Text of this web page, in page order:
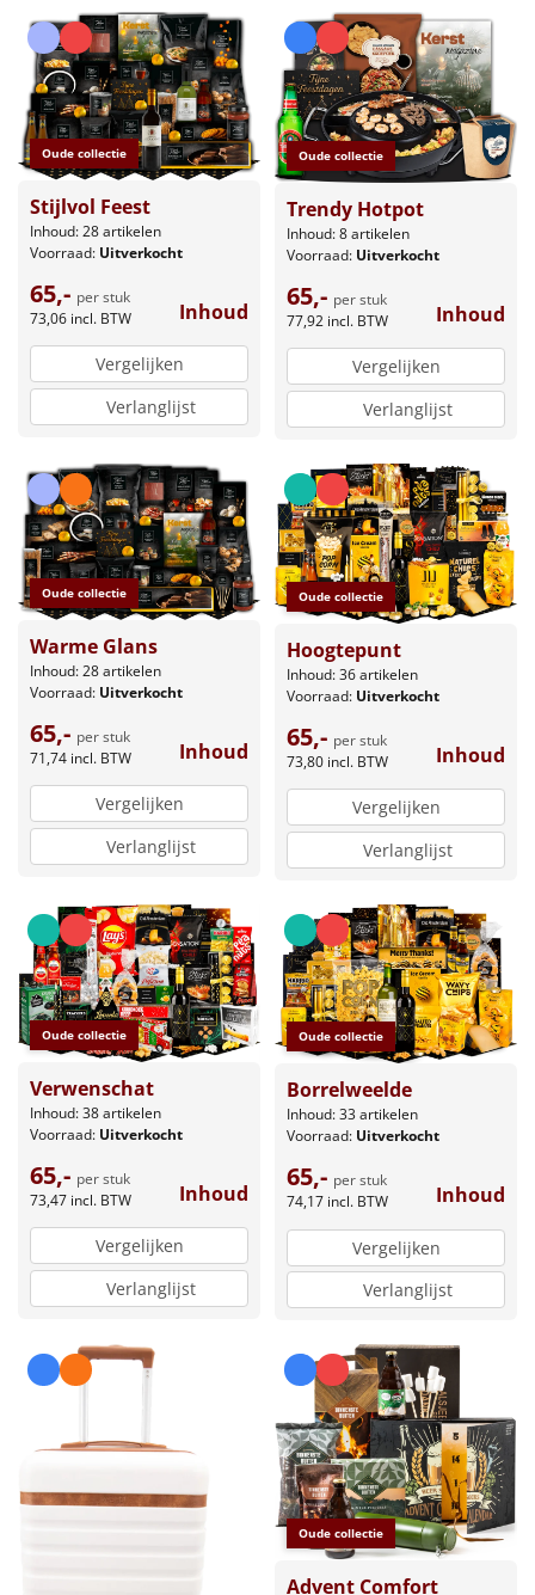
Oude collectie
Stijlvol Feest
Inhoud: 28 artikelen
Voorraad: Uitverkocht
65,- per stuk
73,06 incl. BTW Inhoud
Vergelijken
Verlanglijst
Oude collectie
Trendy Hotpot
Inhoud: 8 artikelen
Voorraad: Uitverkocht
65,- per stuk
77,92 incl. BTW Inhoud
Vergelijken
Verlanglijst
Oude collectie
Warme Glans
Inhoud: 28 artikelen
Voorraad: Uitverkocht
65,- per stuk
71,74 incl. BTW Inhoud
Vergelijken
Verlanglijst
Oude collectie
Hoogtepunt
Inhoud: 36 artikelen
Voorraad: Uitverkocht
65,- per stuk
73,80 incl. BTW Inhoud
Vergelijken
Verlanglijst
Oude collectie
Verwenschat
Inhoud: 38 artikelen
Voorraad: Uitverkocht
65,- per stuk
73,47 incl. BTW Inhoud
Vergelijken
Verlanglijst
Oude collectie
Borrelweelde
Inhoud: 33 artikelen
Voorraad: Uitverkocht
65,- per stuk
74,17 incl. BTW Inhoud
Vergelijken
Verlanglijst
Oude collectie
Advent Comfort